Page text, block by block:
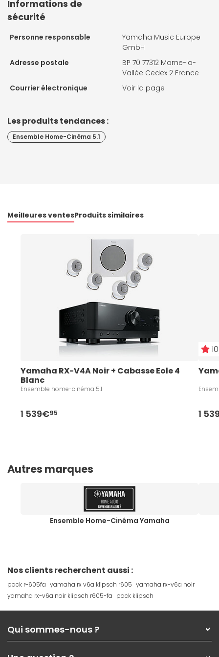
Informations de
sécurité
Personne responsable
Yamaha Music Europe
GmbH
Adresse postale
BP 70 77312 Marne-la-
Vallée Cedex 2 France
Courrier électronique
Voir la page
Les produits tendances :
Ensemble Home-Cinéma 5.1
Meilleures ventesProduits similaires
Yamaha RX-V4A Noir + Cabasse Eole 4
Blanc
Ensemble home-cinéma 5.1
1 539€95 1
Autres marques
Ensemble Home-Cinéma Yamaha
Nos clients recherchent aussi :
pack r-605fa yamaha rx v6a klipsch r605 yamaha rx-v6a noir
yamaha rx-v6a noir klipsch r605-fa pack klipsch
Qui sommes-nous ?